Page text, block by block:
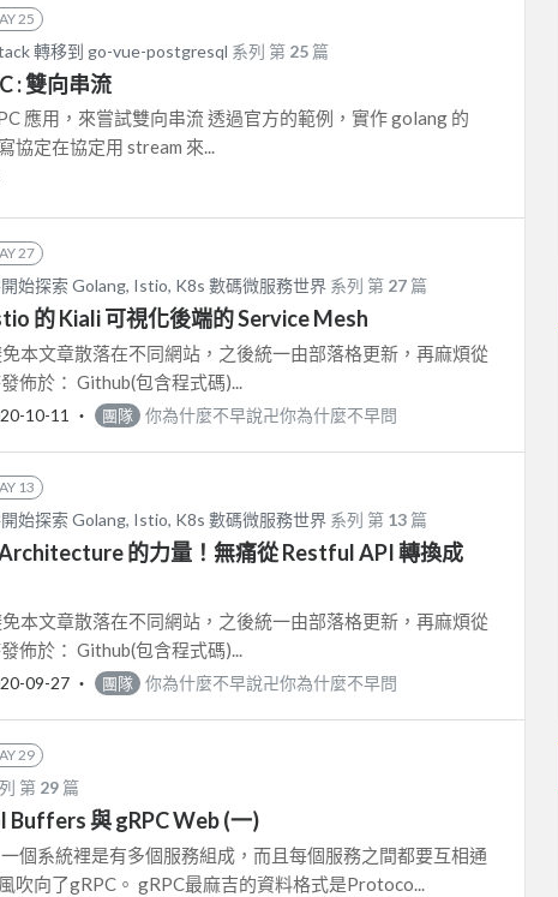
25
轉移到 go-vue-postgresql 系列 第 25 篇
: 雙向串流
應用，來嘗試雙向串流 透過官方的範例，實作 golang 的
協定在協定用 stream 來...
27
始探索 Golang, Istio, K8s 數碼微服務世界 系列 第 27 篇
的 Kiali 可視化後端的 Service Mesh
本文章散落在不同網站，之後統一由部落格更新，再麻煩從
佈於： Github(包含程式碼)...
10-11 ‧ 團隊 你為什麼不早說卍你為什麼不早問
13
始探索 Golang, Istio, K8s 數碼微服務世界 系列 第 13 篇
的力量！無痛從 Restful API 轉換成
本文章散落在不同網站，之後統一由部落格更新，再麻煩從
佈於： Github(包含程式碼)...
09-27 ‧ 團隊 你為什麼不早說卍你為什麼不早問
29
第 29 篇
與 gRPC Web (一)
個系統裡是有多個服務組成，而且每個服務之間都要互相通
吹向了gRPC。 gRPC最麻吉的資料格式是Protoco...